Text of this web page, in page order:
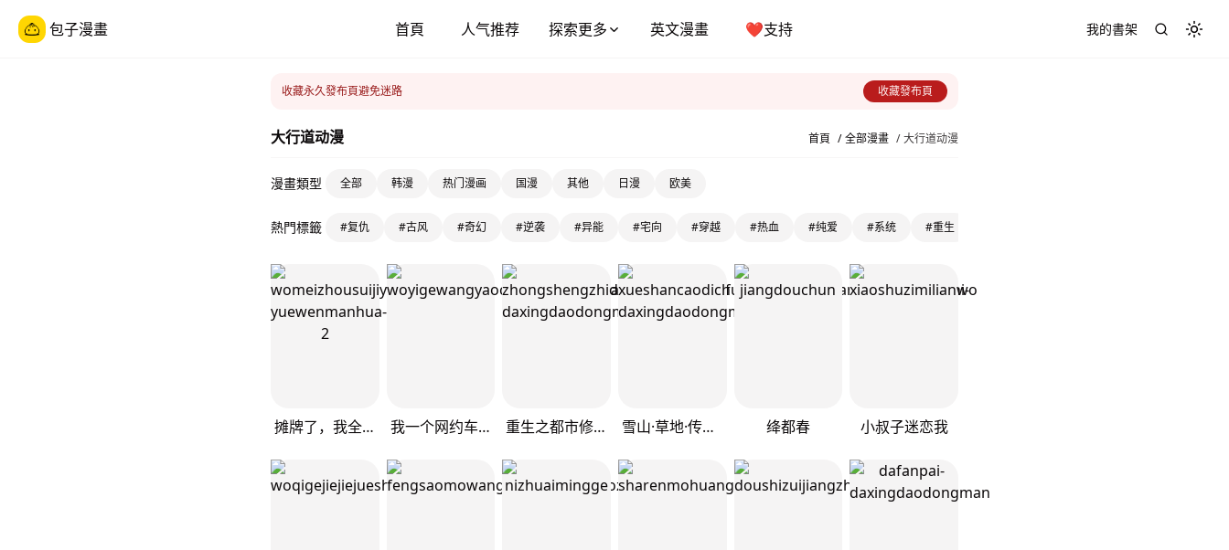
包子漫畫 首頁 人气推荐 探索更多 英文漫畫 ❤️支持 我的書架
收藏永久發布頁避免迷路 收藏發布頁
大行道动漫 首頁 / 全部漫畫 / 大行道动漫
漫畫類型 全部 韩漫 热门漫画 国漫 其他 日漫 欧美
熱門標籤 #复仇 #古风 #奇幻 #逆袭 #异能 #宅向 #穿越 #热血 #纯爱 #系统 #重生
摊牌了，我全职业系统！ 我一个网约车司机有点钱怎么了？ 重生之都市修仙 雪山·草地·传说少年登巴的故事 绛都春 小叔子迷恋我